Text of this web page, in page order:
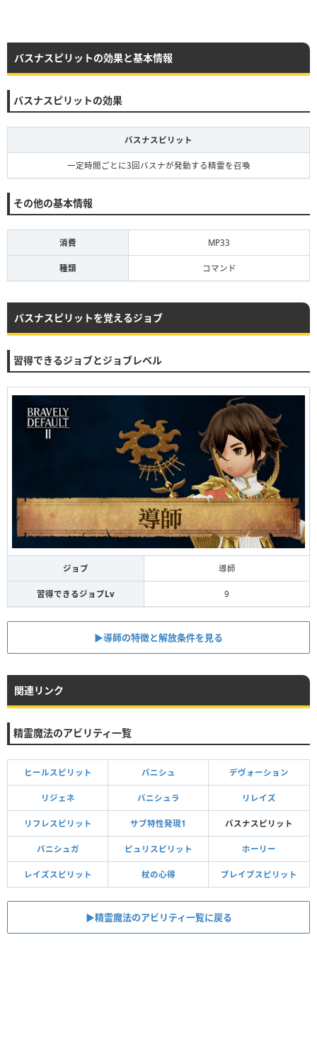
バスナスピリットの効果と基本情報
バスナスピリットの効果
バスナスピリット
一定時間ごとに3回バスナが発動する精霊を召喚
その他の基本情報
消費 MP33
種類 コマンド
バスナスピリットを覚えるジョブ
習得できるジョブとジョブレベル
ジョブ 導師
習得できるジョブLv 9
▶︎導師の特徴と解放条件を見る
関連リンク
精霊魔法のアビリティ一覧
ヒールスピリット バニシュ デヴォーション
リジェネ バニシュラ リレイズ
リフレスピリット サブ特性発現1 バスナスピリット
バニシュガ ピュリスピリット ホーリー
レイズスピリット 杖の心得 ブレイブスピリット
▶︎精霊魔法のアビリティ一覧に戻る